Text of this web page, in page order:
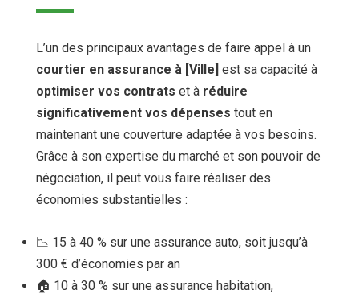
L’un des principaux avantages de faire appel à un
courtier en assurance à [Ville] est sa capacité à
optimiser vos contrats et à réduire
significativement vos dépenses tout en
maintenant une couverture adaptée à vos besoins.
Grâce à son expertise du marché et son pouvoir de
négociation, il peut vous faire réaliser des
économies substantielles :
📉 15 à 40 % sur une assurance auto, soit jusqu’à
300 € d’économies par an
🏠 10 à 30 % sur une assurance habitation,